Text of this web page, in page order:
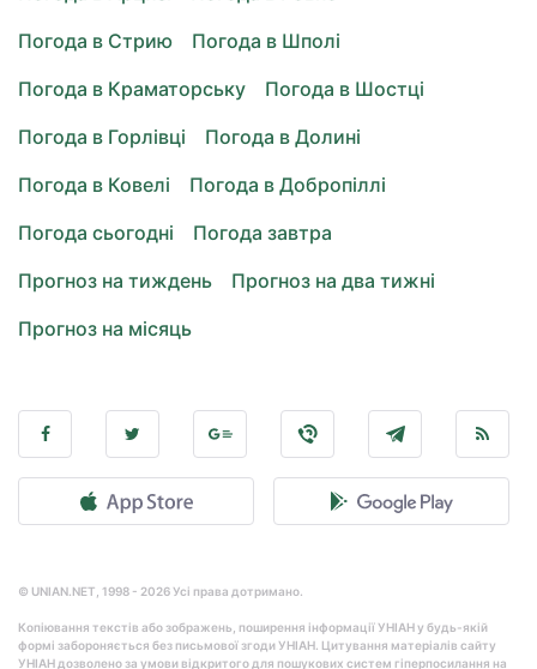
Погода в Стрию
Погода в Шполі
Погода в Краматорську
Погода в Шостці
Погода в Горлівці
Погода в Долині
Погода в Ковелі
Погода в Добропіллі
Погода сьогодні
Погода завтра
Прогноз на тиждень
Прогноз на два тижні
Прогноз на місяць
© UNIAN.NET, 1998 - 2026 Усі права дотримано.
Копіювання текстів або зображень, поширення інформації УНІАН у будь-якій
формі забороняється без письмової згоди УНІАН. Цитування матеріалів сайту
УНІАН дозволено за умови відкритого для пошукових систем гіперпосилання на